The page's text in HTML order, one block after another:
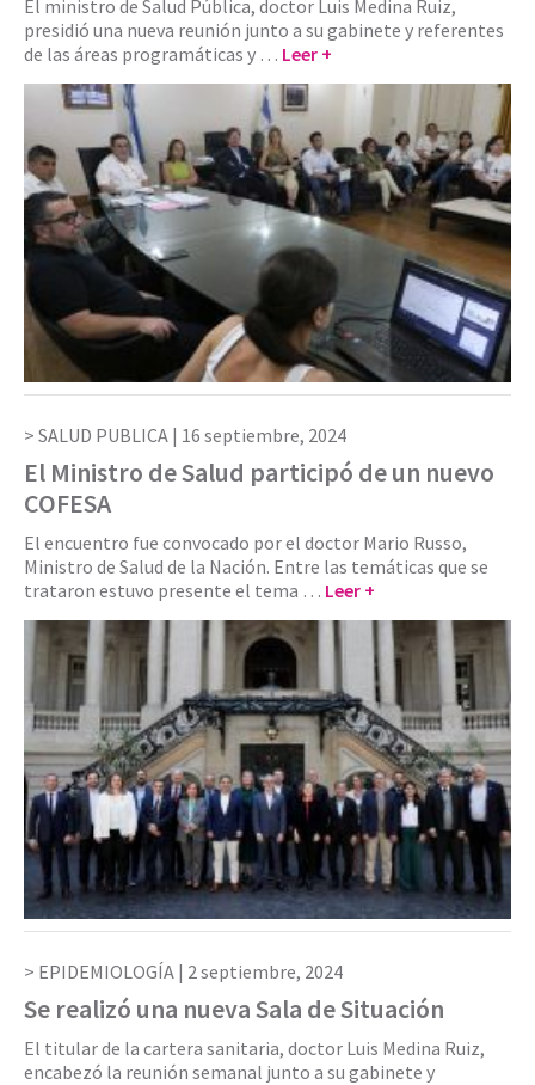
El ministro de Salud Pública, doctor Luis Medina Ruiz,
presidió una nueva reunión junto a su gabinete y referentes
de las áreas programáticas y … Leer +
SALUD PUBLICA | 16 septiembre, 2024
El Ministro de Salud participó de un nuevo
COFESA
El encuentro fue convocado por el doctor Mario Russo,
Ministro de Salud de la Nación. Entre las temáticas que se
trataron estuvo presente el tema … Leer +
EPIDEMIOLOGÍA | 2 septiembre, 2024
Se realizó una nueva Sala de Situación
El titular de la cartera sanitaria, doctor Luis Medina Ruiz,
encabezó la reunión semanal junto a su gabinete y